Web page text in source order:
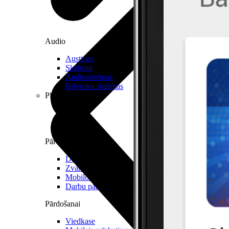
Pārvaldībai
Darbalaika uzskaite
Zvanu pārvaldnieks
Mobilo iekārtu pārvaldība
Darbu pārvaldnieks
Pārdošanai
Viedkase
Audio
Austiņas
Skaļruņi
Audiosistēmas
Brīvroku sistēmas
Planšetes